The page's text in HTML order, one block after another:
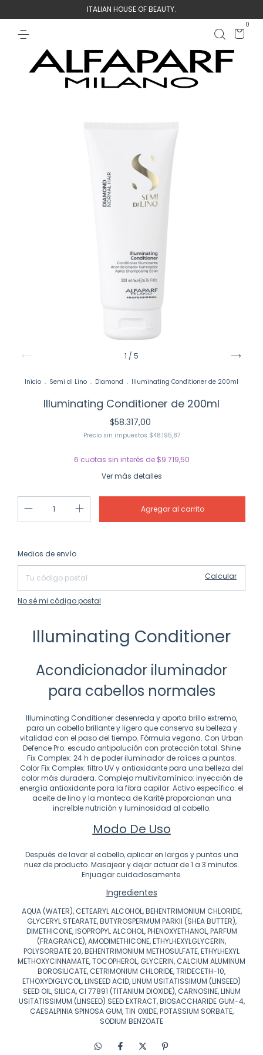
ITALIAN HOUSE OF BEAUTY.
0
1 / 5
Inicio . Semi di Lino . Diamond . Illuminating Conditioner de 200ml
Illuminating Conditioner de 200ml
$58.317,00
Precio sin impuestos $48.195,87
6 cuotas sin interés de $9.719,50
Ver más detalles
Entregas para el CP:
Medios de envío
Calcular
No sé mi código postal
Illuminating Conditioner
Acondicionador iluminador
para cabellos normales
Illuminating Conditioner desenreda y aporta brillo extremo,
para un cabello brillante y ligero que conserva su belleza y
vitalidad con el paso del tiempo. Fórmula vegana. Con Urban
Defence Pro: escudo antipolución con protección total. Shine
Fix Complex: 24 h de poder iluminador de raíces a puntas.
Color Fix Complex: filtro UV y antioxidante para una belleza del
color más duradera. Complejo multivitamínico: inyección de
energía antioxidante para la fibra capilar. Activo específico: el
aceite de lino y la manteca de Karité proporcionan una
increíble nutrición y luminosidad al cabello.
Modo De Uso
Después de lavar el cabello, aplicar en largos y puntas una
nuez de producto. Masajear y dejar actuar de 1 a 3 minutos.
Enjuagar cuidadosamente.
Ingredientes
AQUA (WATER), CETEARYL ALCOHOL, BEHENTRIMONIUM CHLORIDE,
GLYCERYL STEARATE, BUTYROSPERMUM PARKII (SHEA BUTTER),
DIMETHICONE, ISOPROPYL ALCOHOL, PHENOXYETHANOL, PARFUM
(FRAGRANCE), AMODIMETHICONE, ETHYLHEXYLGLYCERIN,
POLYSORBATE 20, BEHENTRIMONIUM METHOSULFATE, ETHYLHEXYL
METHOXYCINNAMATE, TOCOPHEROL, GLYCERIN, CALCIUM ALUMINUM
BOROSILICATE, CETRIMONIUM CHLORIDE, TRIDECETH-10,
ETHOXYDIGLYCOL, LINSEED ACID, LINUM USITATISSIMUM (LINSEED)
SEED OIL, SILICA, CI 77891 (TITANIUM DIOXIDE), CARNOSINE, LINUM
USITATISSIMUM (LINSEED) SEED EXTRACT, BIOSACCHARIDE GUM-4,
CAESALPINIA SPINOSA GUM, TIN OXIDE, POTASSIUM SORBATE,
SODIUM BENZOATE